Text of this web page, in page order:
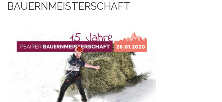
BAUERNMEISTERSCHAFT